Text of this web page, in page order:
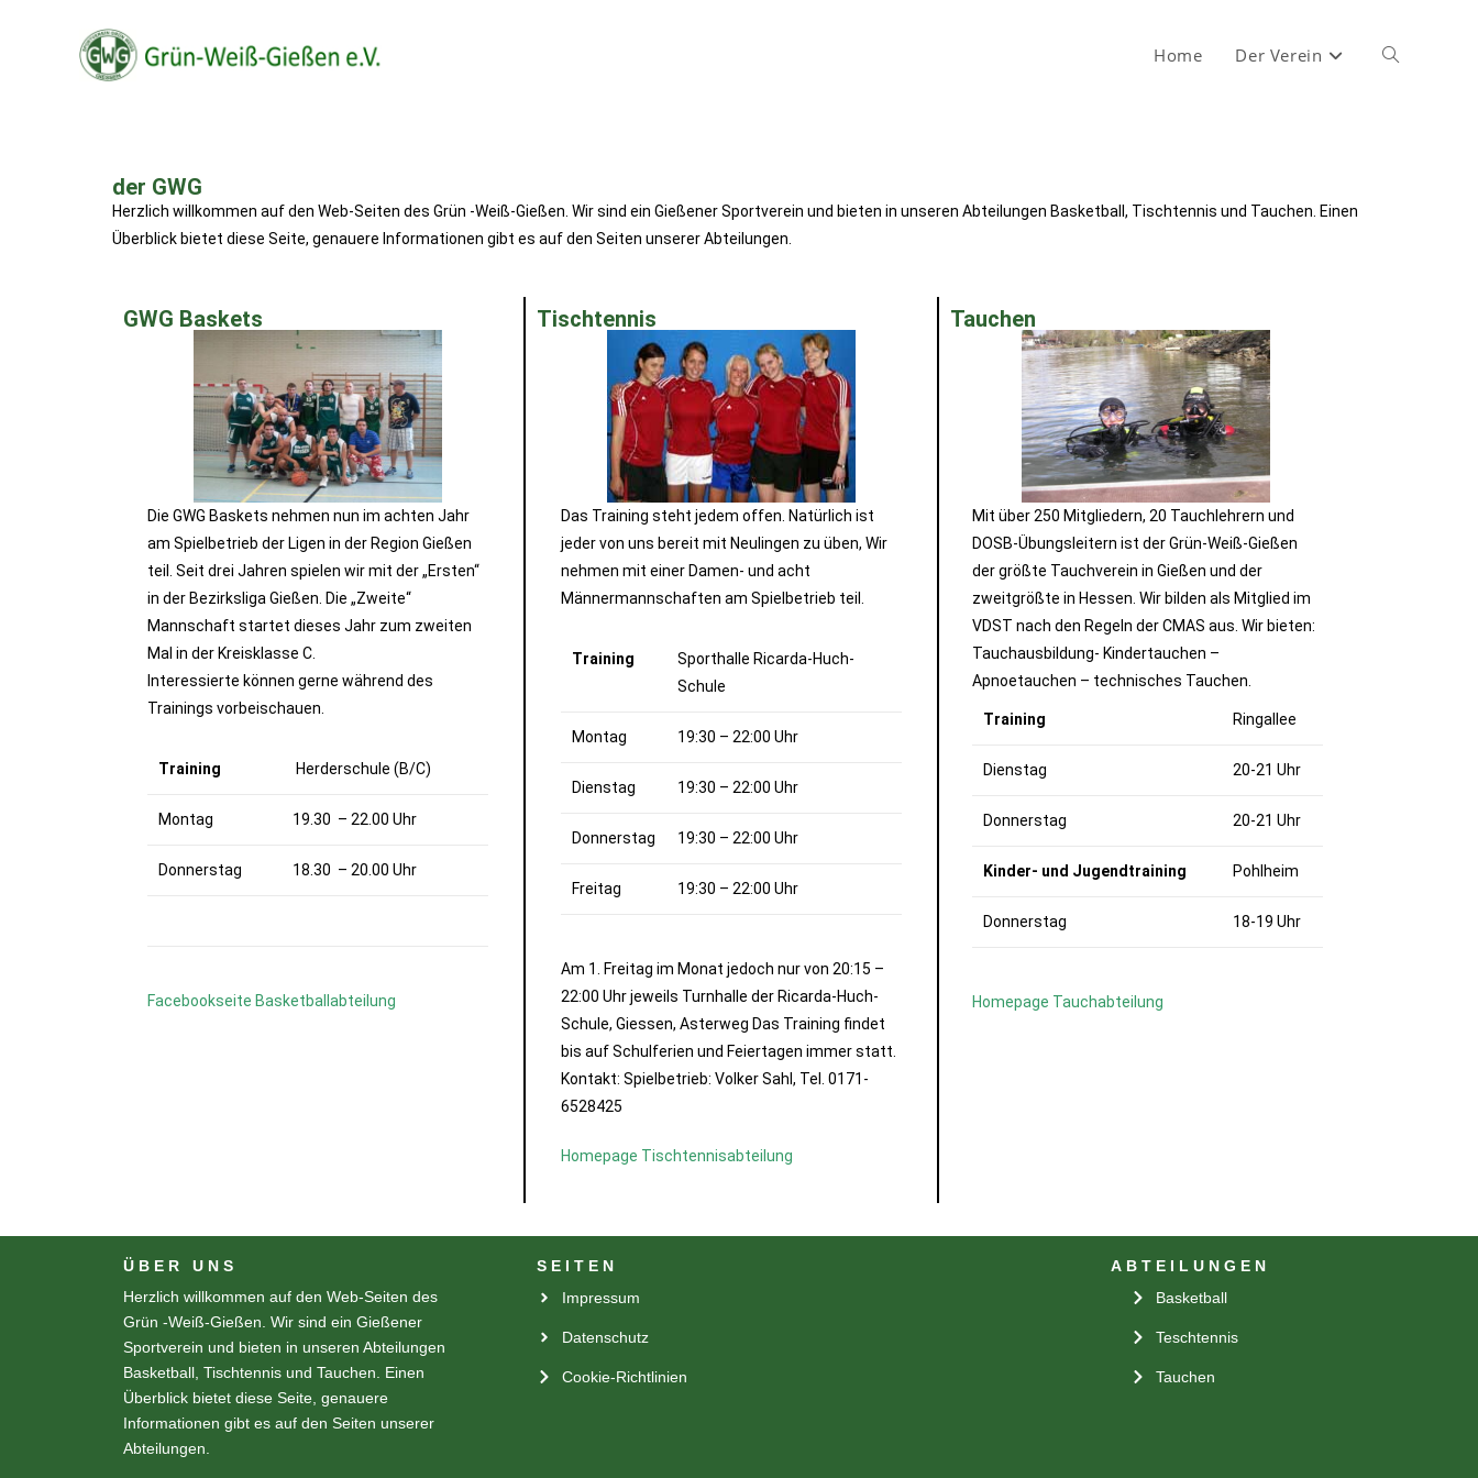
Home Der Verein
der GWG
Herzlich willkommen auf den Web-Seiten des Grün -Weiß-Gießen. Wir sind ein Gießener Sportverein und bieten in unseren Abteilungen Basketball, Tischtennis und Tauchen. Einen
Überblick bietet diese Seite, genauere Informationen gibt es auf den Seiten unserer Abteilungen.
GWG Baskets
Die GWG Baskets nehmen nun im achten Jahr
am Spielbetrieb der Ligen in der Region Gießen
teil. Seit drei Jahren spielen wir mit der „Ersten“
in der Bezirksliga Gießen. Die „Zweite“
Mannschaft startet dieses Jahr zum zweiten
Mal in der Kreisklasse C.
Interessierte können gerne während des
Trainings vorbeischauen.
Training Herderschule (B/C)
Montag 19.30 – 22.00 Uhr
Donnerstag 18.30 – 20.00 Uhr
Facebookseite Basketballabteilung
Tischtennis
Das Training steht jedem offen. Natürlich ist
jeder von uns bereit mit Neulingen zu üben, Wir
nehmen mit einer Damen- und acht
Männermannschaften am Spielbetrieb teil.
Training
Sporthalle Ricarda-Huch-
Schule
Montag 19:30 – 22:00 Uhr
Dienstag 19:30 – 22:00 Uhr
Donnerstag 19:30 – 22:00 Uhr
Freitag 19:30 – 22:00 Uhr
Am 1. Freitag im Monat jedoch nur von 20:15 –
22:00 Uhr jeweils Turnhalle der Ricarda-Huch-
Schule, Giessen, Asterweg Das Training findet
bis auf Schulferien und Feiertagen immer statt.
Kontakt: Spielbetrieb: Volker Sahl, Tel. 0171-
6528425
Homepage Tischtennisabteilung
Tauchen
Mit über 250 Mitgliedern, 20 Tauchlehrern und
DOSB-Übungsleitern ist der Grün-Weiß-Gießen
der größte Tauchverein in Gießen und der
zweitgrößte in Hessen. Wir bilden als Mitglied im
VDST nach den Regeln der CMAS aus. Wir bieten:
Tauchausbildung- Kindertauchen –
Apnoetauchen – technisches Tauchen.
Training Ringallee
Dienstag 20-21 Uhr
Donnerstag 20-21 Uhr
Kinder- und Jugendtraining Pohlheim
Donnerstag 18-19 Uhr
Homepage Tauchabteilung
ÜBER UNS
Herzlich willkommen auf den Web-Seiten des
Grün -Weiß-Gießen. Wir sind ein Gießener
Sportverein und bieten in unseren Abteilungen
Basketball, Tischtennis und Tauchen. Einen
Überblick bietet diese Seite, genauere
Informationen gibt es auf den Seiten unserer
Abteilungen.
SEITEN
Impressum
Datenschutz
Cookie-Richtlinien
ABTEILUNGEN
Basketball
Teschtennis
Tauchen